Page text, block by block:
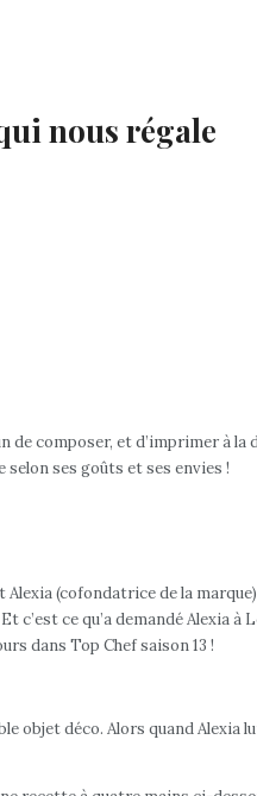
nous régale
composer, et d’imprimer à
ses goûts et ses envies !
Alexia (cofondatrice de la
ce qu’a demandé Alexia
dans Top Chef saison 13 !
déco. Alors quand Alexia